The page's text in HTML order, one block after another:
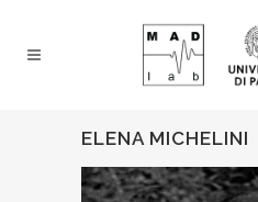
ELENA MICHELINI